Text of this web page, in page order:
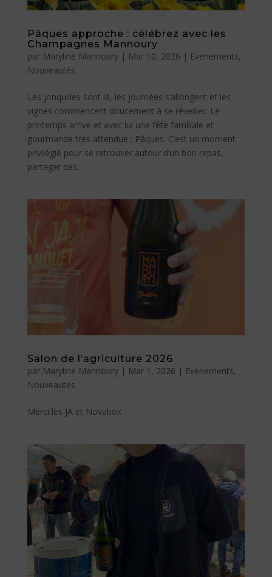
Pâques approche : célébrez avec les
Champagnes Mannoury
par Maryline Mannoury| Mar 10, 2026 | Evenements,
Nouveautés
Les jonquilles sont là, les journées s’allongent et les
vignes commencent doucement à se réveiller. Le
printemps arrive et avec lui une fête familiale et
gourmande très attendue : Pâques. C’est un moment
privilégié pour se retrouver autour d’un bon repas,
partager des...
Salon de l’agriculture 2026
par Maryline Mannoury| Mar 1, 2026 | Evenements,
Nouveautés
Merci les JA et Novabox